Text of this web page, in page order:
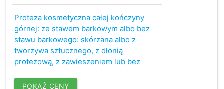
Proteza kosmetyczna całej kończyny
górnej: ze stawem barkowym albo bez
stawu barkowego: skórzana albo z
tworzywa sztucznego, z dłonią
protezową, z zawieszeniem lub bez
POKAŻ CENY